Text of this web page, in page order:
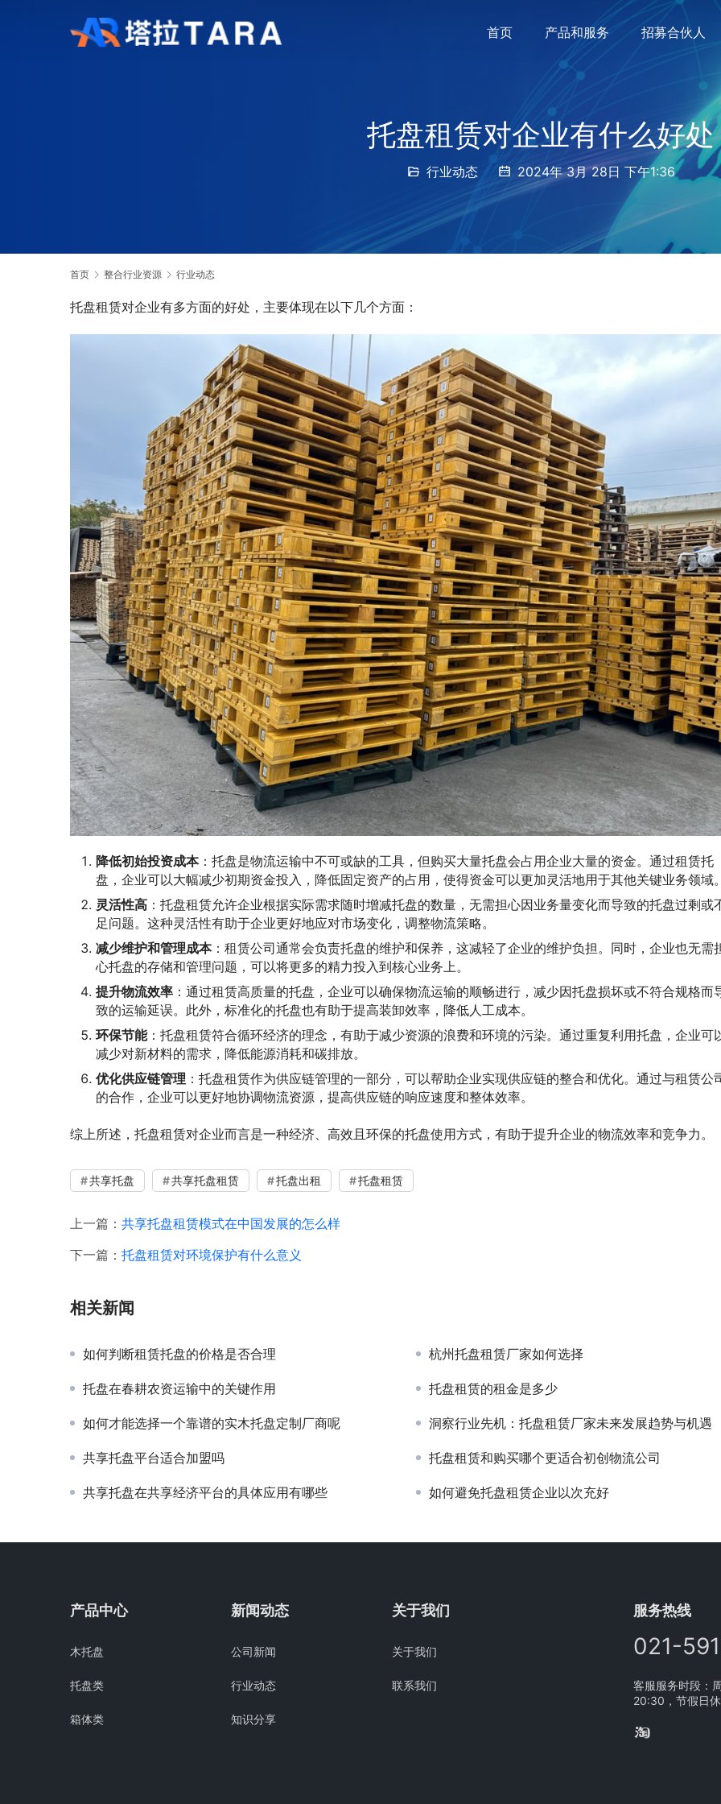
首页 产品和服务 招募合伙人
托盘租赁对企业有什么好处
行业动态 2024年 3月 28日 下午1:36
首页 整合行业资源 行业动态
托盘租赁对企业有多方面的好处，主要体现在以下几个方面：
降低初始投资成本：托盘是物流运输中不可或缺的工具，但购买大量托盘会占用企业大量的资金。通过租赁托
盘，企业可以大幅减少初期资金投入，降低固定资产的占用，使得资金可以更加灵活地用于其他关键业务领域
灵活性高 ：托盘租赁允许企业根据实际需求随时增减托盘的数量，无需担心因业务量变化而导致的托盘过剩或
足问题。这种灵活性有助于企业更好地应对市场变化，调整物流策略。
减少维护和管理成本：租赁公司通常会负责托盘的维护和保养，这减轻了企业的维护负担。同时，企业也无需
心托盘的存储和管理问题，可以将更多的精力投入到核心业务上。
提升物流效率 ：通过租赁高质量的托盘，企业可以确保物流运输的顺畅进行，减少因托盘损坏或不符合规格而
致的运输延误。此外，标准化的托盘也有助于提高装卸效率，降低人工成本。
环保节能：托盘租赁符合循环经济的理念，有助于减少资源的浪费和环境的污染。通过重复利用托盘，企业可
减少对新材料的需求，降低能源消耗和碳排放。
优化供应链管理 ：托盘租赁作为供应链管理的一部分，可以帮助企业实现供应链的整合和优化。通过与租赁公
的合作，企业可以更好地协调物流资源，提高供应链的响应速度和整体效率。
综上所述，托盘租赁对企业而言是一种经济、高效且环保的托盘使用方式，有助于提升企业的物流效率和竞争力。
共享托盘 共享托盘租赁 托盘出租 托盘租赁
上一篇： 共享托盘租赁模式在中国发展的怎么样
下一篇： 托盘租赁对环境保护有什么意义
相关新闻
如何判断租赁托盘的价格是否合理 杭州托盘租赁厂家如何选择
托盘在春耕农资运输中的关键作用 托盘租赁的租金是多少
如何才能选择一个靠谱的实木托盘定制厂商呢 洞察行业先机：托盘租赁厂家未来发展趋势与机遇
共享托盘平台适合加盟吗 托盘租赁和购买哪个更适合初创物流公司
共享托盘在共享经济平台的具体应用有哪些 如何避免托盘租赁企业以次充好
产品中心
木托盘
托盘类
箱体类
新闻动态
公司新闻
行业动态
知识分享
关于我们
关于我们
联系我们
服务热线
021-
客服服务时段：
20:30，节假日